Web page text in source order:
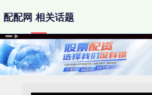
配配网 相关话题